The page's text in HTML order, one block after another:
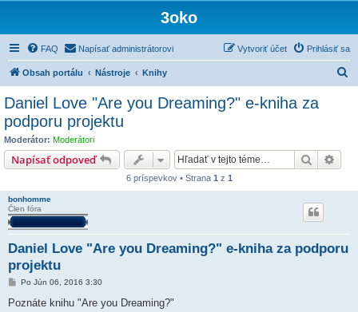
3oko
FAQ Napísať administrátorovi Prihlásiť sa
Vytvoriť účet
Obsah portálu Nástroje Knihy
Daniel Love "Are you Dreaming?" e-kniha za
podporu projektu
Moderátor: Moderátori
Napísať odpoveď Hľadať
6 príspevkov • Strana 1 z 1
bonhomme
Člen fóra
Daniel Love "Are you Dreaming?" e-kniha za podporu
projektu
P
í
Po Jún 06, 2016 3:30
Poznáte knihu "Are you Dreaming?"